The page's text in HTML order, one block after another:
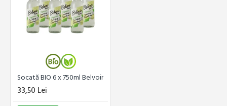
Socată BIO 6 x 750ml Belvoir
33,50 Lei